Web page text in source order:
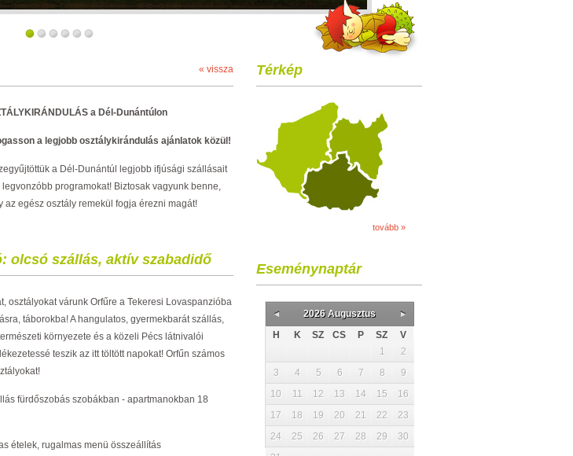
« vissza
a Dél-Dunántúlon
a legjobb osztálykirándulás ajánlatok közül!
a Dél-Dunántúl legjobb ifjúsági szállásait
legvonzóbb programokat! Biztosak vagyunk benne,
az egész osztály remekül fogja érezni magát!
olcsó szállás, aktív szabadidő
osztályokat várunk Orfűre a Tekeresi Lovaspanzióba
táborokba! A hangulatos, gyermekbarát szállás,
környezete és a közeli Pécs látnivalói
teszik az itt töltött napokat! Orfűn számos
fürdőszobás szobákban - apartmanokban 18
ételek, rugalmas menü összeállítás
Térkép
tovább »
Eseménynaptár
2026 Augusztus
H
K SZ CS P SZ
V
1
2
3
4 5 6 7 8
9
10
11 12 13 14 15
16
17
18 19 20 21 22
23
24
25 26 27 28 29
30